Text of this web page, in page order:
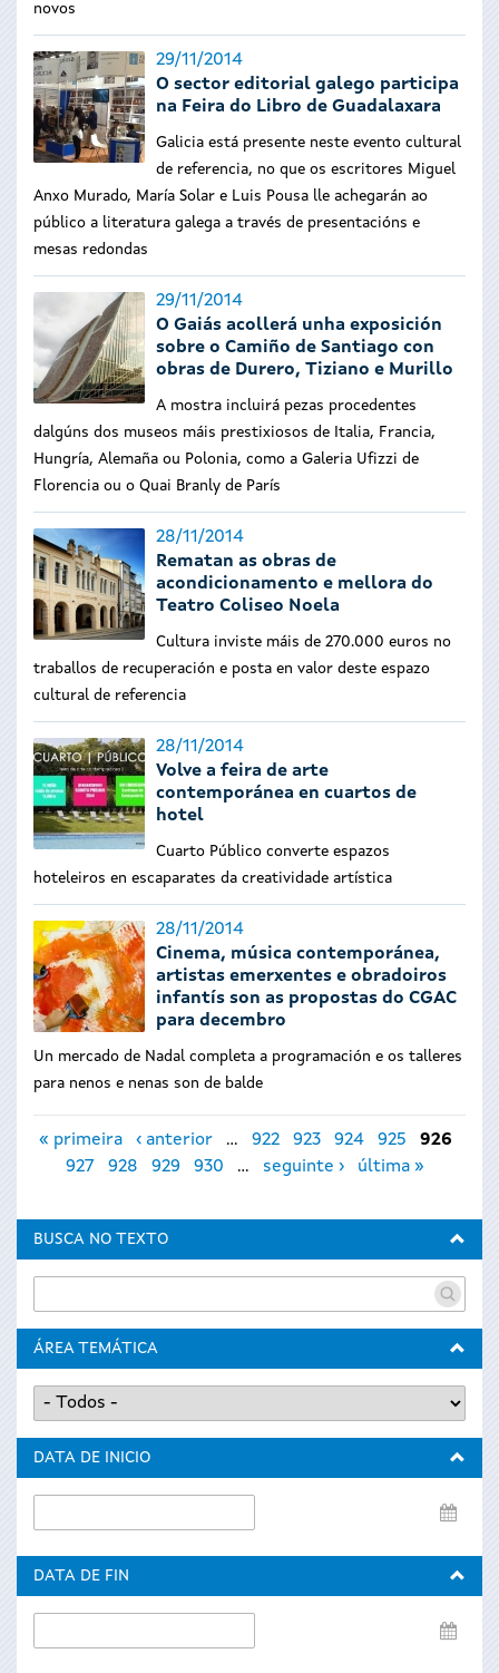
novos
29/11/2014
O sector editorial galego participa
na Feira do Libro de Guadalaxara
Galicia está presente neste evento cultural
de referencia, no que os escritores Miguel
Anxo Murado, María Solar e Luis Pousa lle achegarán ao
público a literatura galega a través de presentacións e
mesas redondas
29/11/2014
O Gaiás acollerá unha exposición
sobre o Camiño de Santiago con
obras de Durero, Tiziano e Murillo
A mostra incluirá pezas procedentes
dalgúns dos museos máis prestixiosos de Italia, Francia,
Hungría, Alemaña ou Polonia, como a Galeria Ufizzi de
Florencia ou o Quai Branly de París
28/11/2014
Rematan as obras de
acondicionamento e mellora do
Teatro Coliseo Noela
Cultura inviste máis de 270.000 euros no
traballos de recuperación e posta en valor deste espazo
cultural de referencia
28/11/2014
Volve a feira de arte
contemporánea en cuartos de
hotel
Cuarto Público converte espazos
hoteleiros en escaparates da creatividade artística
28/11/2014
Cinema, música contemporánea,
artistas emerxentes e obradoiros
infantís son as propostas do CGAC
para decembro
Un mercado de Nadal completa a programación e os talleres
para nenos e nenas son de balde
Páxinas
« primeira ‹ anterior … 922 923 924 925
926
927
928 929 930 … seguinte › última »
BUSCA NO TEXTO
ÁREA TEMÁTICA
DATA DE INICIO
de
DATA DE FIN
de